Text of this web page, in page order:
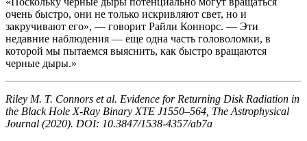
очень быстро, они не только искривляют свет, но и
закручивают его», — говорит Райли Коннорс. — Эти
недавние наблюдения — еще одна часть головоломки, в
которой мы пытаемся выяснить, как быстро вращаются
черные дыры.»
Riley M. T. Connors et al. Evidence for Returning Disk Radiation in
the Black Hole X-Ray Binary XTE J1550–564, The Astrophysical
Journal (2020). DOI: 10.3847/1538-4357/ab7a